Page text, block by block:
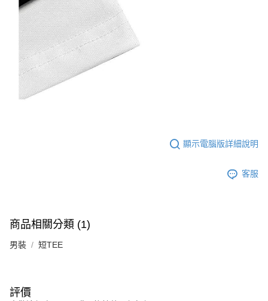
顯示電腦版詳細說明
客服
商品相關分類 (1)
男裝 短TEE
評價